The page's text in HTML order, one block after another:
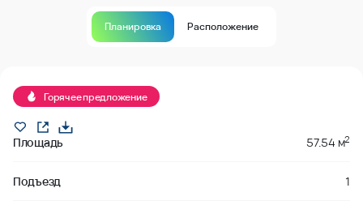
Планировка Расположение
Горячее предложение
Площадь 57.54 м2
Подъезд 1